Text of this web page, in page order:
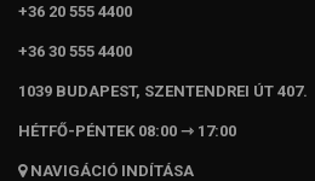
+36 20 555 4400
+36 30 555 4400
1039 BUDAPEST, SZENTENDREI ÚT 407.
HÉTFŐ-PÉNTEK 08:00 ⇾ 17:00
NAVIGÁCIÓ INDÍTÁSA